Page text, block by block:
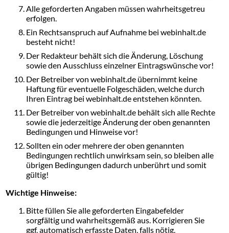
Alle geforderten Angaben müssen wahrheitsgetreu
erfolgen.
Ein Rechtsanspruch auf Aufnahme bei webinhalt.de
besteht nicht!
Der Redakteur behält sich die Änderung, Löschung
sowie den Ausschluss einzelner Eintragswünsche vor!
Der Betreiber von webinhalt.de übernimmt keine
Haftung für eventuelle Folgeschäden, welche durch
Ihren Eintrag bei webinhalt.de entstehen könnten.
Der Betreiber von webinhalt.de behält sich alle Rechte
sowie die jederzeitige Änderung der oben genannten
Bedingungen und Hinweise vor!
Sollten ein oder mehrere der oben genannten
Bedingungen rechtlich unwirksam sein, so bleiben alle
übrigen Bedingungen dadurch unberührt und somit
gültig!
Wichtige Hinweise:
Bitte füllen Sie alle geforderten Eingabefelder
sorgfältig und wahrheitsgemäß aus. Korrigieren Sie
ggf. automatisch erfasste Daten, falls nötig.